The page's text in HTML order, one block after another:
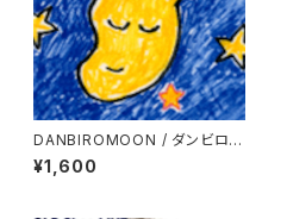
DANBIROMOON / ダンビロム
ーン
¥1,600